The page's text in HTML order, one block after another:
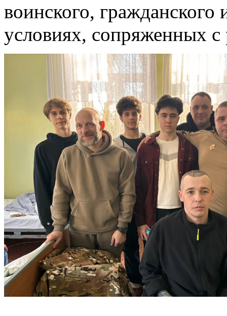
воинского, гражданского
условиях, сопряженных